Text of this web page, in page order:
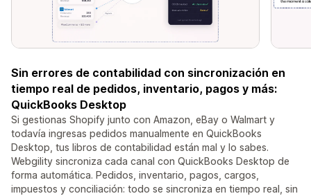
Sin errores de contabilidad con sincronización en
tiempo real de pedidos, inventario, pagos y más:
QuickBooks Desktop
Si gestionas Shopify junto con Amazon, eBay o Walmart y
todavía ingresas pedidos manualmente en QuickBooks
Desktop, tus libros de contabilidad están mal y lo sabes.
Webgility sincroniza cada canal con QuickBooks Desktop de
forma automática. Pedidos, inventario, pagos, cargos,
impuestos y conciliación: todo se sincroniza en tiempo real, sin